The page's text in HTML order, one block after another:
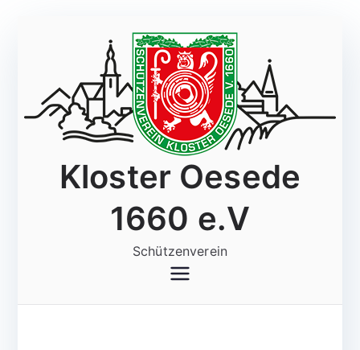
Kloster Oesede
1660 e.V
Schützenverein